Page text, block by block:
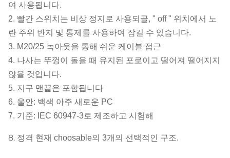
8 작동 온도
9 일 고도 ≤2,000m
10 상대 습도
가장 높은 온도 +40°C에
≤50%는, 그러나 저온을 가진
(예를들면: 습도 90%----
여 사용됩니다.
2. 빨간 스위치는 비상 정지로 사용되골, " off " 위치에서 노
란 주위 반지 및 통제를 사용하여 잠길 수 있습니다.
3. M20/25 녹아웃을 통해 쉬운 케이블 접근
4. 나사는 뚜껑이 돌을 때 유지된 포로이고 떨어져 떨어지지
않을 것입니다.
5. 지구 맨끝은 포함됩니다
6. 울안: 백색 아주 새로운 PC
7. 기준: IEC 60947-3로 제조하고 시험해
8. 정격 현재 choosable의 3개의 선택적인 구조.